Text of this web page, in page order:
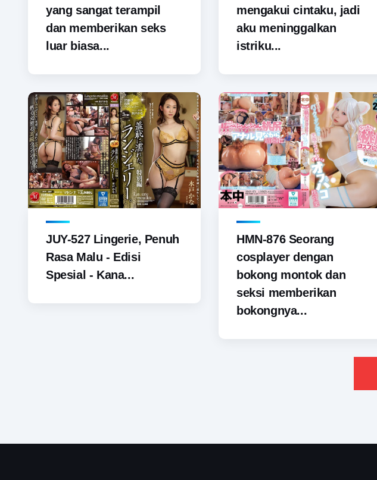
yang sangat terampil
dan memberikan seks
luar biasa...
mengakui cintaku, jadi
aku meninggalkan
istriku...
JUY-527 Lingerie, Penuh
Rasa Malu - Edisi
Spesial - Kana...
HMN-876 Seorang
cosplayer dengan
bokong montok dan
seksi memberikan
bokongnya...